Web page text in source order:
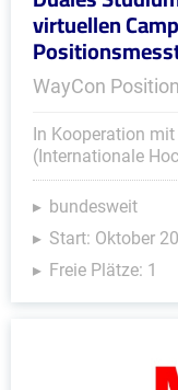
virtuellen
WayCon
In Kooperation
(Internationale
bundesweit
Start: Oktober
Freie Plätze: 1